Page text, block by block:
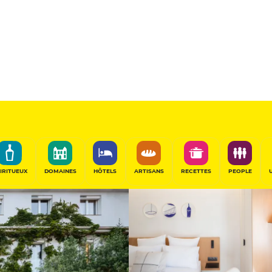
DOMAINES HÔTELS ARTISANS RECETTES PEOPLE
Hôtel de